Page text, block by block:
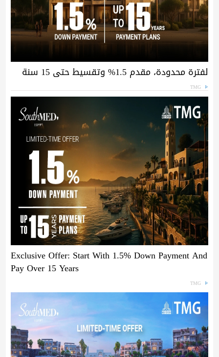
لفترة محدودة، مقدم 1.5% وتقسيط حتى 15 سنة
TMG
Exclusive Offer: Start With 1.5% Down Payment And
Pay Over 15 Years
TMG